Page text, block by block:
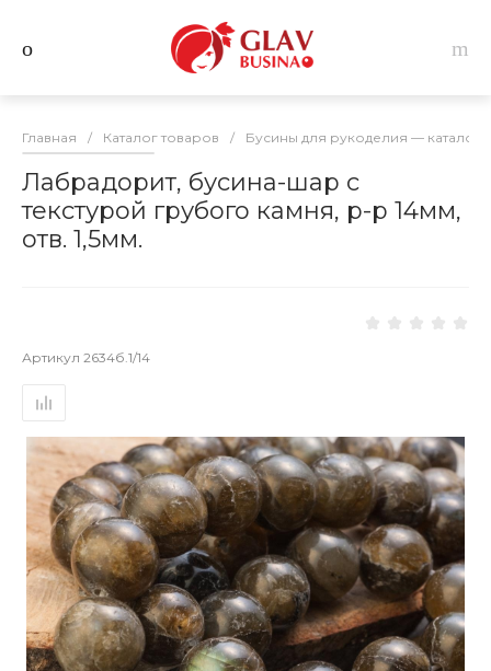
Главная / Каталог товаров / Бусины для рукоделия — каталог
Лабрадорит, бусина-шар с
текстурой грубого камня, р-р 14мм,
отв. 1,5мм.
Артикул 2634б.1/14